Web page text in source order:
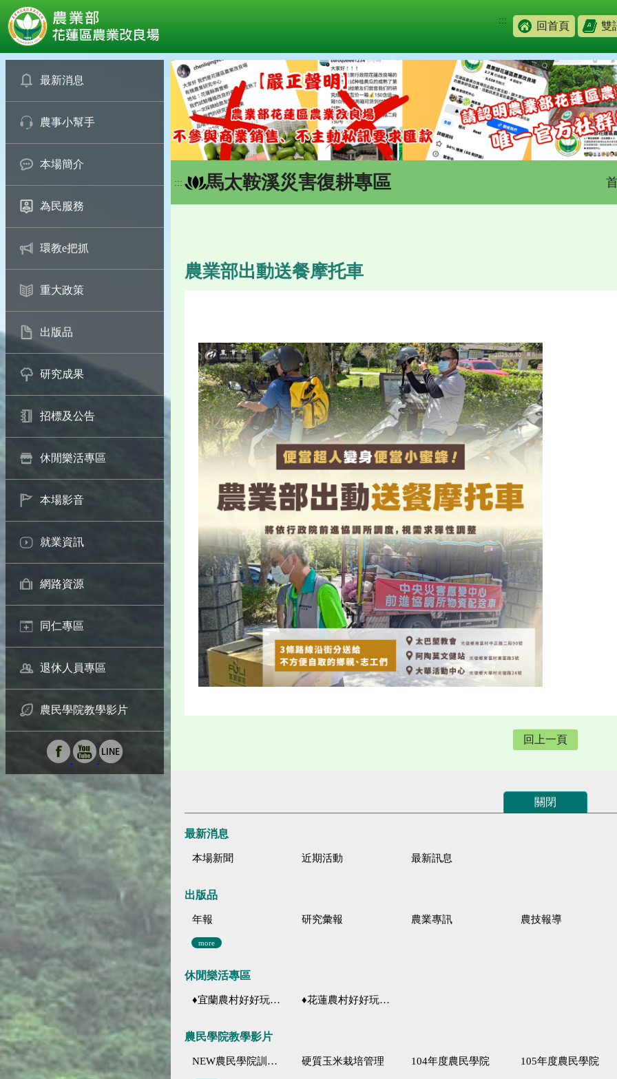
::: 回首頁 雙
最新消息
農事小幫手
本場簡介
為民服務
環教e把抓
重大政策
出版品
研究成果
招標及公告
休閒樂活專區
本場影音
就業資訊
網路資源
同仁專區
退休人員專區
農民學院教學影片
::: 馬太鞍溪災害復耕專區
農業部出動送餐摩托車
回上一頁
關閉
最新消息
本場新聞 近期活動 最新訊息
出版品
年報 研究彙報 農業專訊 農技報導
more
休閒樂活專區
♦宜蘭農村好好玩 ♦「農、藝、山、水」四條遊程推薦 ♦花蓮農村好好玩♦「原、生、慢、活」四條遊程推薦
農民學院教學影片
NEW農民學院訓練影音分類 硬質玉米栽培管理 104年度農民學院 105年度農民學院